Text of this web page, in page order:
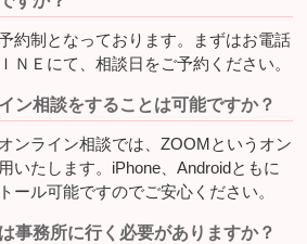
約制となっております。まずはお電話
ＮＥにて、相談日をご予約ください。
ン相談をすることは可能ですか？
ンライン相談では、ZOOMというオン
いたします。iPhone、Androidともに
ール可能ですのでご安心ください。
事務所に行く必要がありますか？